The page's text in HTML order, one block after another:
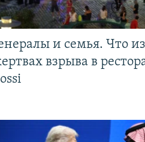
и семья. Что
взрыва в